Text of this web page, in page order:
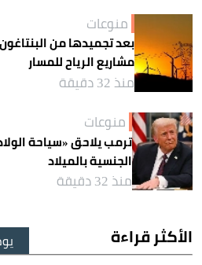
منوعات
بعد تجميدها من
مشاريع الرياح للمسار
منذ 32 دقيقة
منوعات
ترمب يلاحق «سياحة
الجنسية بالميلاد
منذ 32 دقيقة
الأكثر قراءة